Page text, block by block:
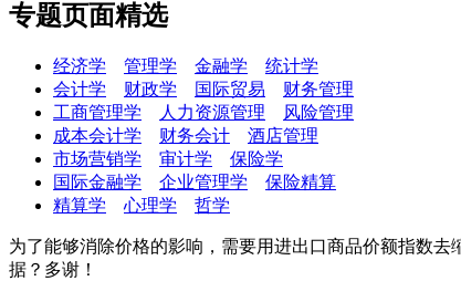
专题页面精选
经济学 管理学 金融学
统计学
会计学
财政学 国际贸易
财务管理
工商管理学
人力资源管理
风险管理
成本会计学
财务会计
酒店管理
市场营销学
审计学
保险学
国际金融学
企业管理学
保险精算
精算学
心理学 哲学
为了能够消除价格的影响，需要用进出口商品价额指数
据？多谢！